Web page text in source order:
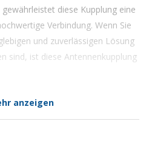
diese Kupplung eine
Verbindung. Wenn Sie
und zuverlässigen Lösung
sind, ist diese Antennenkupplung
anzeigen